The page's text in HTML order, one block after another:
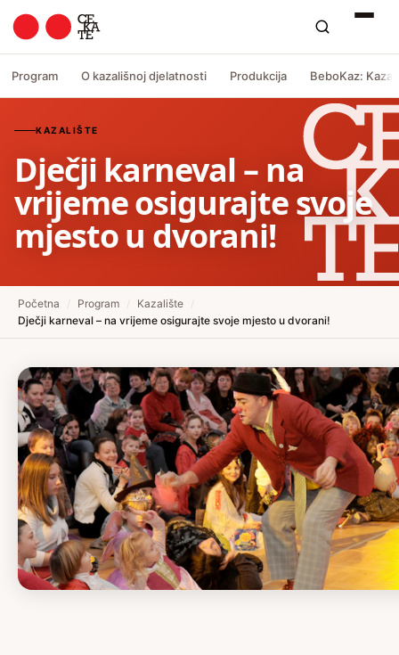
Program O kazališnoj djelatnosti Produkcija BeboKaz:
KAZALIŠTE
Dječji karneval – na
vrijeme osigurajte svoje
mjesto u dvorani!
Početna Program Kazalište
Dječji karneval – na vrijeme osigurajte svoje mjesto u dvorani!